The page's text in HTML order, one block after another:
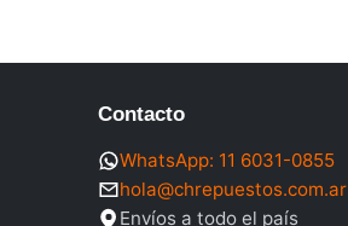
Contacto
WhatsApp: 11 6031-0855
hola@chrepuestos.com.ar
Envíos a todo el país